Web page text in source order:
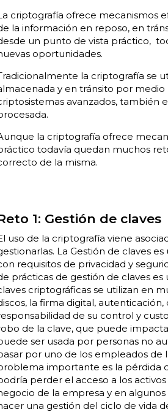
criptografía ofrece mecanismos
la información en reposo, en
un punto de vista práctico,
oportunidades.
la criptografía se
y en tránsito por medio
avanzados, también
la criptografía ofrece
todavía quedan muchos
de la misma.
1: Gestión de claves
uso de la criptografía viene
La Gestión de claves
requisitos de privacidad y
prácticas de gestión de claves
criptográficas se utilizan en
la firma digital,
de su control y
de la clave, que puede
ser usada por personas no
por uno de los empleados
importante es la pérdida
perder el acceso a los
de la empresa y en
una gestión del ciclo de vida